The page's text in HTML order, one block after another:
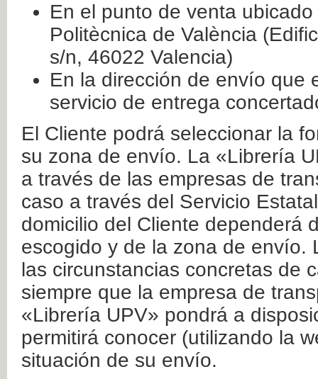
En el punto de venta
Politècnica de València
s/n, 46022 Valencia)
En la dirección de envío que
servicio de entrega
El Cliente podrá seleccionar la
su zona de envío. La «Librería
a través de las empresas de
caso a través del Servicio
domicilio del Cliente dependerá
escogido y de la zona de envío.
las circunstancias concretas de
siempre que la empresa de
«Librería UPV» pondrá a
permitirá conocer (utilizando la
situación de su envío.